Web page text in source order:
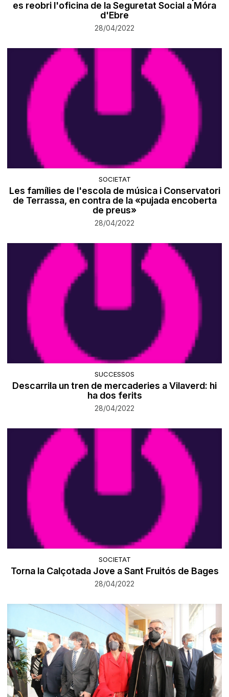
es reobri l'oficina de la Seguretat Social a Móra
d'Ebre
28/04/2022
SOCIETAT
Les famílies de l'escola de música i Conservatori
de Terrassa, en contra de la «pujada encoberta
de preus»
28/04/2022
SUCCESSOS
Descarrila un tren de mercaderies a Vilaverd: hi
ha dos ferits
28/04/2022
SOCIETAT
Torna la Calçotada Jove a Sant Fruitós de Bages
28/04/2022